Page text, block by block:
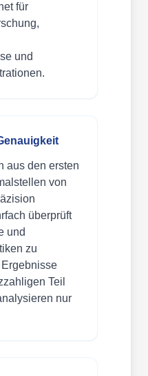
für
und
aus den ersten
von
überprüft
und
zu
Teil
nur